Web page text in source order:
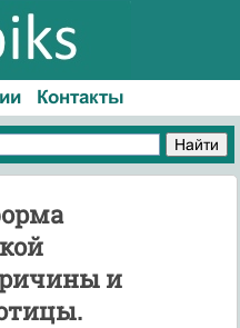
Контакты
и